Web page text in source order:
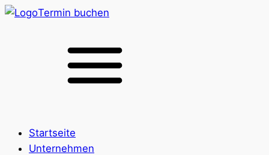
Termin buchen
Startseite
Unternehmen